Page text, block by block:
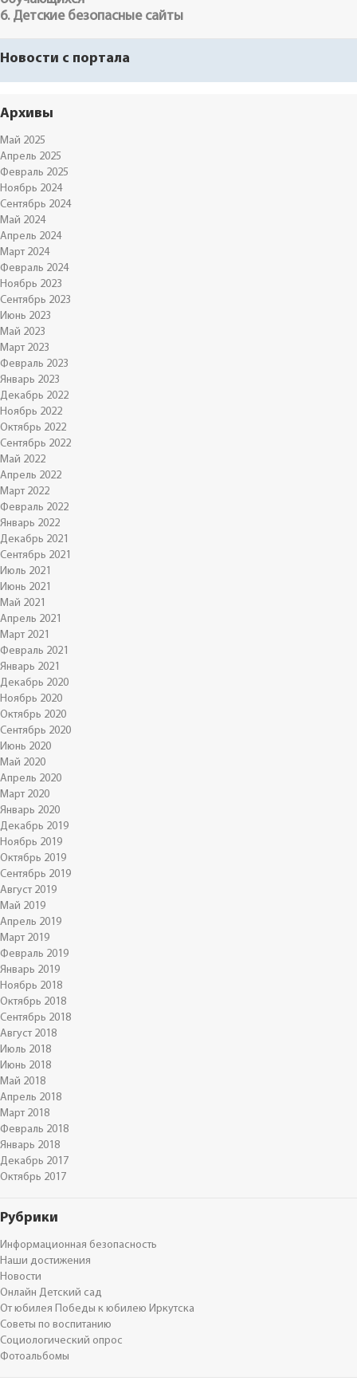
6. Детские безопасные сайты
Новости с портала
Архивы
Май 2025
Апрель 2025
Февраль 2025
Ноябрь 2024
Сентябрь 2024
Май 2024
Апрель 2024
Март 2024
Февраль 2024
Ноябрь 2023
Сентябрь 2023
Июнь 2023
Май 2023
Март 2023
Февраль 2023
Январь 2023
Декабрь 2022
Ноябрь 2022
Октябрь 2022
Сентябрь 2022
Май 2022
Апрель 2022
Март 2022
Февраль 2022
Январь 2022
Декабрь 2021
Сентябрь 2021
Июль 2021
Июнь 2021
Май 2021
Апрель 2021
Март 2021
Февраль 2021
Январь 2021
Декабрь 2020
Ноябрь 2020
Октябрь 2020
Сентябрь 2020
Июнь 2020
Май 2020
Апрель 2020
Март 2020
Январь 2020
Декабрь 2019
Ноябрь 2019
Октябрь 2019
Сентябрь 2019
Август 2019
Май 2019
Апрель 2019
Март 2019
Февраль 2019
Январь 2019
Ноябрь 2018
Октябрь 2018
Сентябрь 2018
Август 2018
Июль 2018
Июнь 2018
Май 2018
Апрель 2018
Март 2018
Февраль 2018
Январь 2018
Декабрь 2017
Октябрь 2017
Рубрики
Информационная безопасность
Наши достижения
Новости
Онлайн Детский сад
От юбилея Победы к юбилею Иркутска
Советы по воспитанию
Социологический опрос
Фотоальбомы